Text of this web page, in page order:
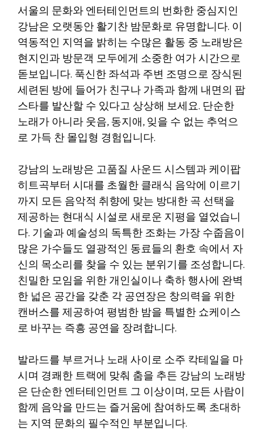
서울의 문화와 엔터테인먼트의 번화한 중심지인
강남은 오랫동안 활기찬 밤문화로 유명합니다. 이
역동적인 지역을 밝히는 수많은 활동 중 노래방은
현지인과 방문객 모두에게 소중한 여가 시간으로
돋보입니다. 푹신한 좌석과 주변 조명으로 장식된
세련된 방에 들어가 친구나 가족과 함께 내면의 팝
스타를 발산할 수 있다고 상상해 보세요. 단순한
노래가 아니라 웃음, 동지애, 잊을 수 없는 추억으
로 가득 찬 몰입형 경험입니다.
강남의 노래방은 고품질 사운드 시스템과 케이팝
히트곡부터 시대를 초월한 클래식 음악에 이르기
까지 모든 음악적 취향에 맞는 방대한 곡 선택을
제공하는 현대식 시설로 새로운 지평을 열었습니
다. 기술과 예술성의 독특한 조화는 가장 수줍음이
많은 가수들도 열광적인 동료들의 환호 속에서 자
신의 목소리를 찾을 수 있는 분위기를 조성합니다.
친밀한 모임을 위한 개인실이나 축하 행사에 완벽
한 넓은 공간을 갖춘 각 공연장은 창의력을 위한
캔버스를 제공하여 평범한 밤을 특별한 쇼케이스
로 바꾸는 즉흥 공연을 장려합니다.
발라드를 부르거나 노래 사이로 소주 칵테일을 마
시며 경쾌한 트랙에 맞춰 춤을 추든 강남의 노래방
은 단순한 엔터테인먼트 그 이상이며, 모든 사람이
함께 음악을 만드는 즐거움에 참여하도록 초대하
는 지역 문화의 필수적인 부분입니다.